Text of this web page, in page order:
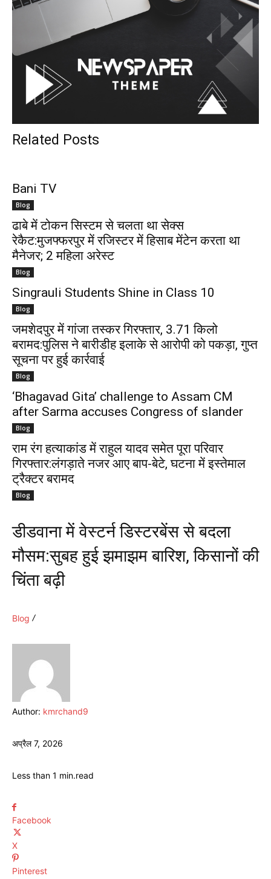
Related Posts
Bani TV
Blog
ढाबे में टोकन सिस्टम से चलता था सेक्स
रेकैट:मुजफ्फरपुर में रजिस्टर में हिसाब मेंटेन करता था
मैनेजर; 2 महिला अरेस्ट
Blog
Singrauli Students Shine in Class 10
Blog
जमशेदपुर में गांजा तस्कर गिरफ्तार, 3.71 किलो
बरामद:पुलिस ने बारीडीह इलाके से आरोपी को पकड़ा, गुप्त
सूचना पर हुई कार्रवाई
Blog
‘Bhagavad Gita’ challenge to Assam CM
after Sarma accuses Congress of slander
Blog
राम रंग हत्याकांड में राहुल यादव समेत पूरा परिवार
गिरफ्तार:लंगड़ाते नजर आए बाप-बेटे, घटना में इस्तेमाल
ट्रैक्टर बरामद
Blog
डीडवाना में वेस्टर्न डिस्टरबेंस से बदला
मौसम:सुबह हुई झमाझम बारिश, किसानों की
चिंता बढ़ी
Blog
Author: kmrchand9
अप्रैल 7, 2026
Less than 1 min.read
Facebook
X
Pinterest